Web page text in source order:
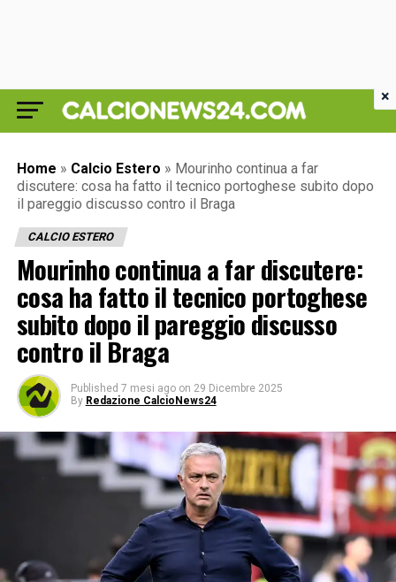
Home » Calcio Estero » Mourinho continua a far
discutere: cosa ha fatto il tecnico portoghese subito dopo
il pareggio discusso contro il Braga
CALCIO ESTERO
Mourinho continua a far discutere:
cosa ha fatto il tecnico portoghese
subito dopo il pareggio discusso
contro il Braga
Published 7 mesi ago on 29 Dicembre 2025
By Redazione CalcioNews24
×